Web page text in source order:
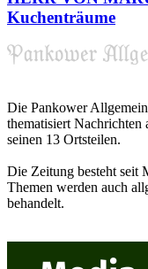
Kuchenträume
Die Pankower
thematisiert
seinen 13 Ortsteilen.
Die Zeitung besteht seit
Themen werden auch
behandelt.